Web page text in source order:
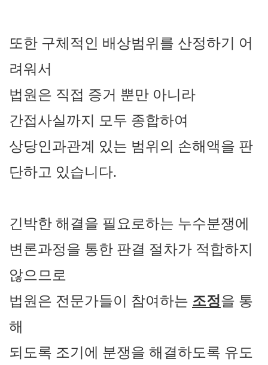
또한 구체적인 배상범위를 산정하기 어
려워서
법원은 직접 증거 뿐만 아니라
간접사실까지 모두 종합하여
상당인과관계 있는 범위의 손해액을 판
단하고 있습니다.
긴박한 해결을 필요로하는 누수분쟁에
변론과정을 통한 판결 절차가 적합하지
않으므로
법원은 전문가들이 참여하는 조정을 통
해
되도록 조기에 분쟁을 해결하도록 유도